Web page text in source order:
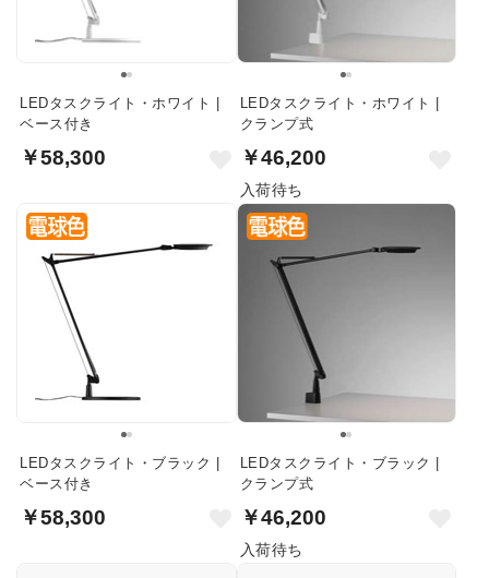
LEDタスクライト・ホワイト |
ベース付き
￥58,300
LEDタスクライト・ホワイト |
クランプ式
￥46,200
入荷待ち
LEDタスクライト・ブラック |
ベース付き
￥58,300
LEDタスクライト・ブラック |
クランプ式
￥46,200
入荷待ち